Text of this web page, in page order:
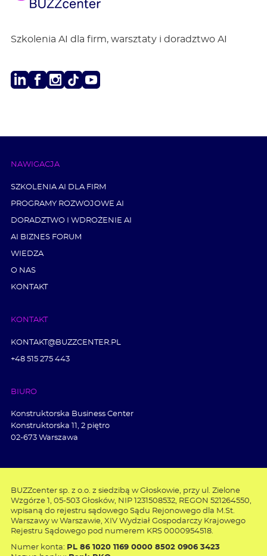
Szkolenia AI dla firm, warsztaty i doradztwo AI
LinkedInFacebook
Instagram
NAWIGACJA
SZKOLENIA AI DLA FIRM
PROGRAMY ROZWOJOWE AI
DORADZTWO I WDROŻENIE AI
AI BIZNES FORUM
WIEDZA
O NAS
KONTAKT
KONTAKT
KONTAKT@BUZZCENTER.PL
+48 515 275 443
BIURO
Konstruktorska Business Center
Konstruktorska 11, 2 piętro
02-673 Warszawa
BUZZcenter sp. z o.o. z siedzibą w Głoskowie, przy ul. Zielone
Wzgórze 1, 05-503 Głosków, NIP 1231508532, REGON 521264550,
wpisaną do rejestru sądowego Sądu Rejonowego dla M.St.
Warszawy w Warszawie, XIV Wydział Gospodarczy Krajowego
Rejestru Sądowego pod numerem KRS 0000954518.
Numer konta: PL 86 1020 1169 0000 8502 0906 3423